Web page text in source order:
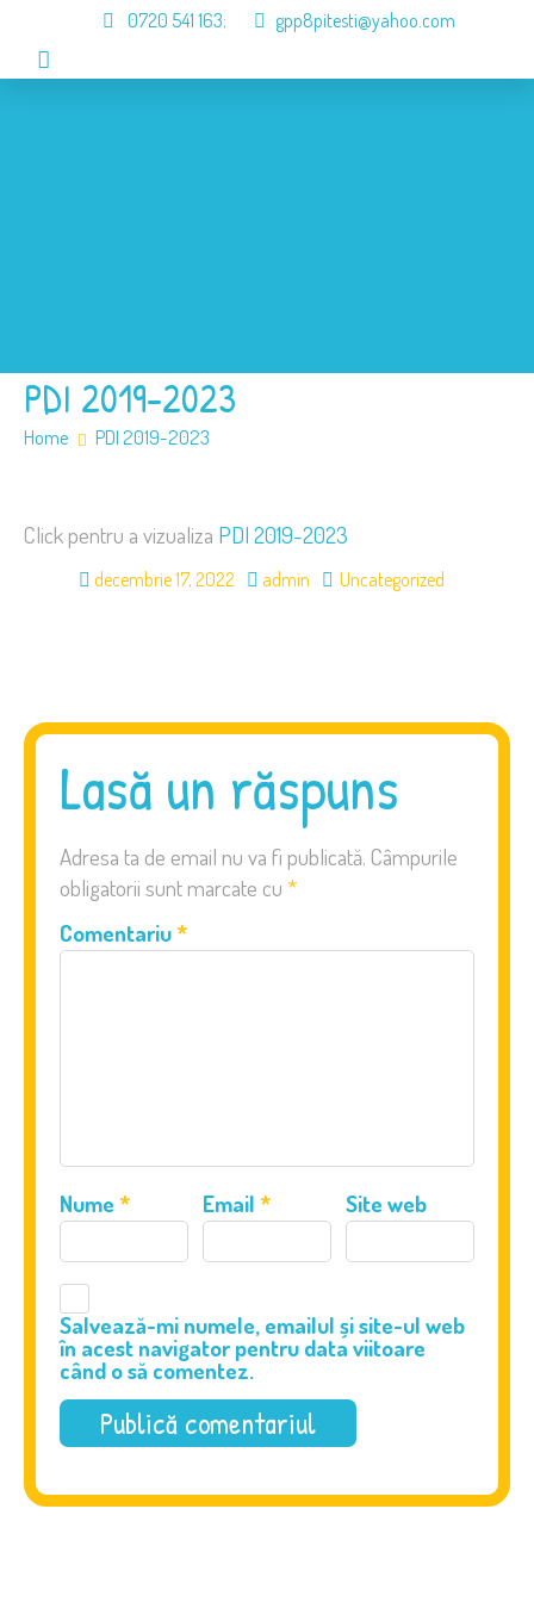
0720 541 163; gpp8pitesti@yahoo.com
PDI 2019-2023
Home PDI 2019-2023
Click pentru a vizualiza PDI 2019-2023
decembrie 17, 2022 admin Uncategorized
Lasă un răspuns
Adresa ta de email nu va fi publicată. Câmpurile
obligatorii sunt marcate cu *
Comentariu *
Nume * Email * Site web
Salvează-mi numele, emailul și site-ul web
în acest navigator pentru data viitoare
când o să comentez.